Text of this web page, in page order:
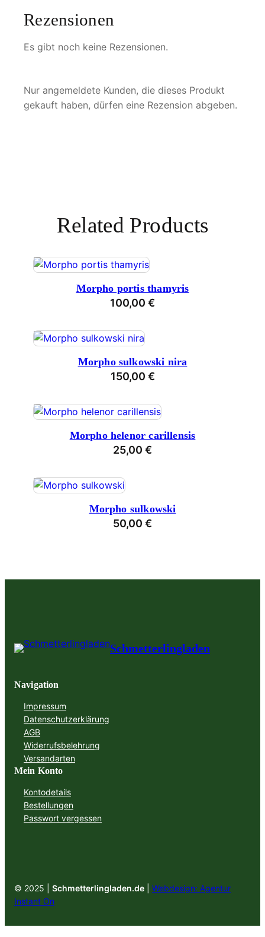
e
Rezensionen
Es gibt noch keine Rezensionen.
Nur angemeldete Kunden, die dieses Produkt
gekauft haben, dürfen eine Rezension abgeben.
Related Products
Morpho portis thamyris
100,00 €
Morpho sulkowski nira
150,00 €
Morpho helenor carillensis
25,00 €
Morpho sulkowski
50,00 €
Schmetterlingladen
Navigation
Impressum
Datenschutzerklärung
AGB
Widerrufsbelehrung
Versandarten
Mein Konto
Kontodetails
Bestellungen
Passwort vergessen
© 2025 | Schmetterlingladen.de
Webdesign: Agentur
Instant On